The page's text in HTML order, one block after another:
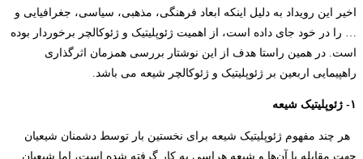
اخیر این رویداد به دلیل اینکه ابعاد فرهنگی، مذهبی، سیاسی، جغرافیایی و
… را در خود جای داده است، از اهمیت ژئوپلیتیک و ژئوکالچر برخوردار بوده
است. در همین راستا هدف از این نوشتار بررسی همزمان اثرگذاری
راهپیمایی اربعین بر ژئوپلیتیک و ژئوکالچر شیعه می باشد.
۱- ژئوپلیتیک شیعه
هر چند مفهوم ژئوپلیتیک شیعه برای نخستین بار توسط دشمنان شیعیان
جهت مقابله با آن‌ها و شیعه هراسی به کار گرفته شده است، اما شیعیان